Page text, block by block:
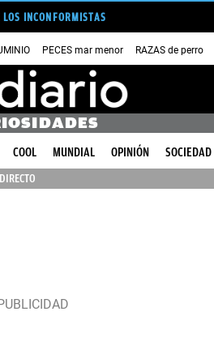
INCONFORMISTAS
PECES mar menor RAZAS de perro
COOL MUNDIAL OPINIÓN SOCIEDAD